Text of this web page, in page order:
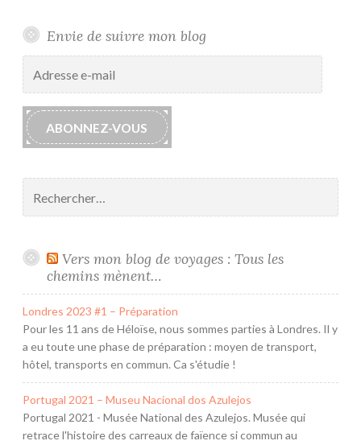
Envie de suivre mon blog
ABONNEZ-VOUS
Vers mon blog de voyages : Tous les
chemins mènent…
Londres 2023 #1 – Préparation
Pour les 11 ans de Héloïse, nous sommes parties à Londres. Il y
a eu toute une phase de préparation : moyen de transport,
hôtel, transports en commun. Ca s'étudie !
Portugal 2021 – Museu Nacional dos Azulejos
Portugal 2021 - Musée National des Azulejos. Musée qui
retrace l'histoire des carreaux de faïence si commun au